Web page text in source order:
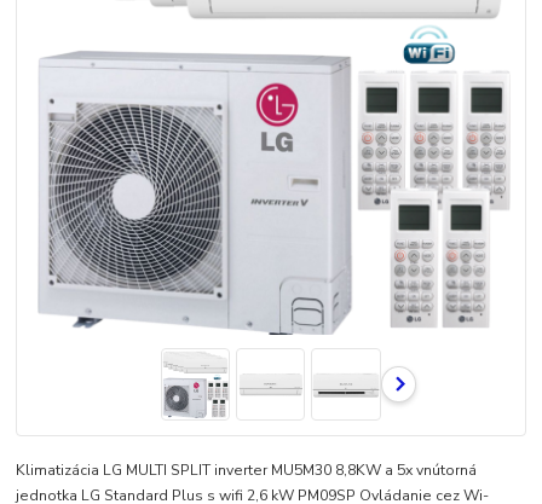
Klimatizácia LG MULTI SPLIT inverter MU5M30 8,8KW a 5x vnútorná
jednotka LG Standard Plus s wifi 2,6 kW PM09SP Ovládanie cez Wi-